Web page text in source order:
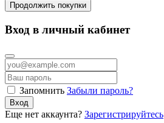
Продолжить покупки
Вход в личный кабинет
Запомнить Забыли пароль?
Вход
Еще нет аккаунта? Зарегистрируйтесь